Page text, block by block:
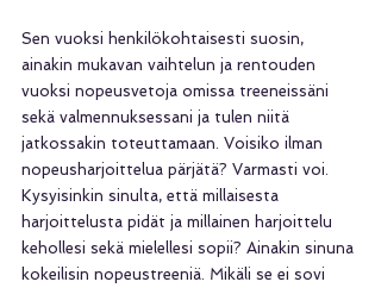
Sen vuoksi henkilökohtaisesti suosin,
ainakin mukavan vaihtelun ja rentouden
vuoksi nopeusvetoja omissa treeneissäni
sekä valmennuksessani ja tulen niitä
jatkossakin toteuttamaan. Voisiko ilman
nopeusharjoittelua pärjätä? Varmasti voi.
Kysyisinkin sinulta, että millaisesta
harjoittelusta pidät ja millainen harjoittelu
kehollesi sekä mielellesi sopii? Ainakin sinuna
kokeilisin nopeustreeniä. Mikäli se ei sovi